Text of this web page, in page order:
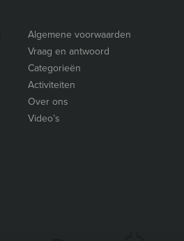
Algemene voorwaarden
Vraag en antwoord
Categorieën
Activiteiten
Over ons
Video’s